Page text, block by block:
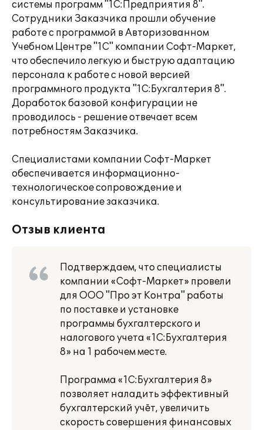
системы программ "1С:Предприятия 8".
Сотрудники Заказчика прошли обучение
работе с программой в Авторизованном
Учебном Центре "1С" компании Софт-Маркет,
что обеспечило легкую и быструю адаптацию
персонала к работе с новой версией
программного продукта "1С:Бухгалтерия 8".
Доработок базовой конфигурации не
проводилось - решение отвечает всем
потребностям Заказчика.
Специалистами компании Софт-Маркет
обеспечивается информационно-
технологическое сопровождение и
консультирование заказчика.
Отзыв клиента
Подтверждаем, что специалисты
компании «Софт-Маркет» провели
для ООО "Про эт Контра" работы
по поставке и установке
программы бухгалтерского и
налогового учета «1С:Бухгалтерия
8» на 1 рабочем месте.
Программа «1С:Бухгалтерия 8»
позволяет наладить эффективный
бухгалтерский учёт, увеличить
скорость совершения финансовых